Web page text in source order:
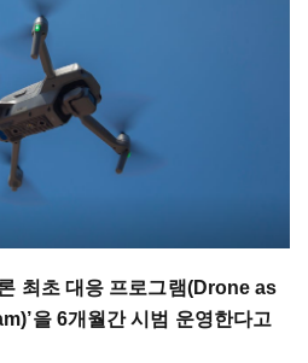
최초 대응 프로그램(Drone as
을 6개월간 시범 운영한다고